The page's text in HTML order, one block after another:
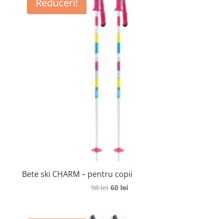
143 lei.
Reduceri!
Bete ski CHARM – pentru copii
98lei Prețul
60 leiPrețul